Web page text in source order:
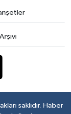
saklıdır. Haber